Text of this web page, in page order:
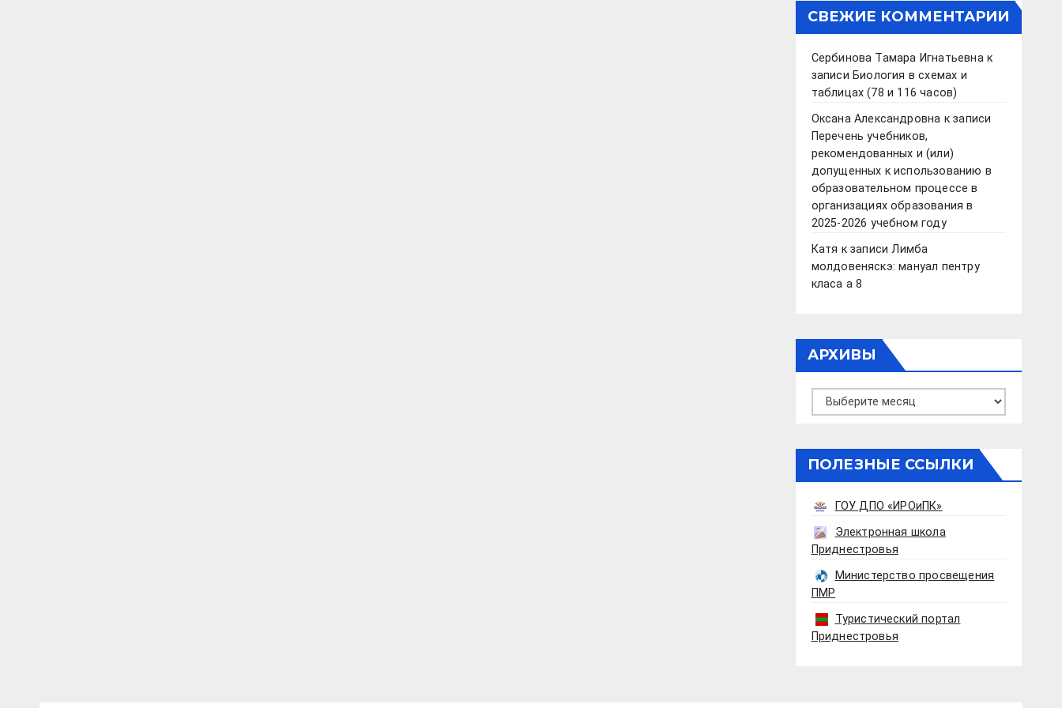
СВЕЖИЕ КОММЕНТАРИИ
Сербинова Тамара Игнатьевнак
записи Биология в схемах и
таблицах (78 и 116 часов)
Оксана Александровна к записи
Перечень учебников,
рекомендованных и (или)
допущенных к использованию в
образовательном процессе в
организациях образования в
2025-2026 учебном году
Катя к записиЛимба
молдовеняскэ: мануал пентру
класа а 8
АРХИВЫ
Архивы
ПОЛЕЗНЫЕ ССЫЛКИ
ГОУ ДПО «ИРОиПК»
Электронная школа
Приднестровья
Министерство просвещения
ПМР
Туристический портал
Приднестровья